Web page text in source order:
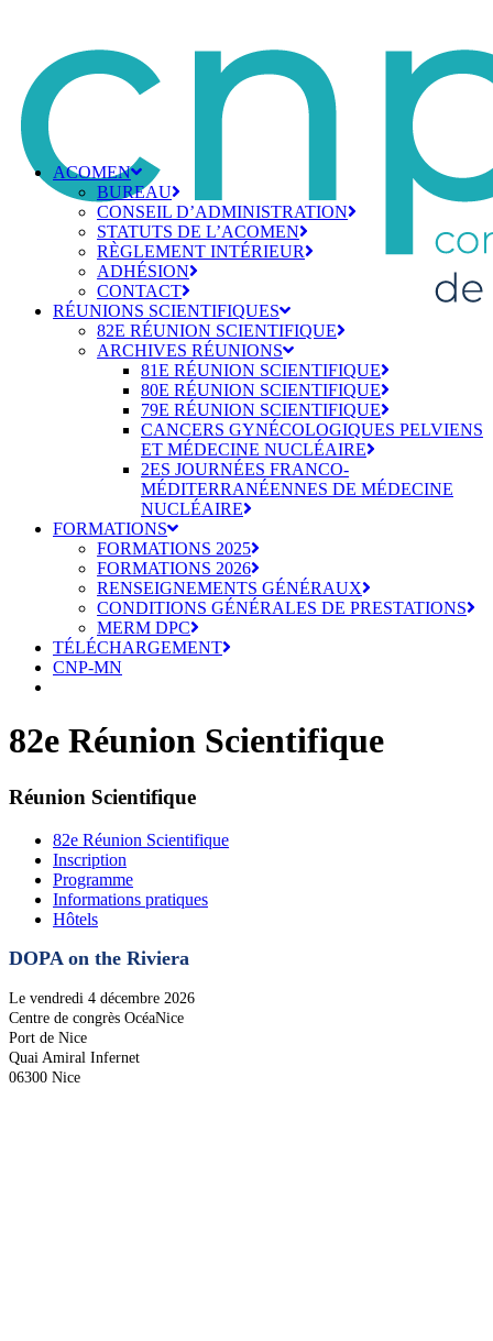
ACOMEN
BUREAU
CONSEIL D’ADMINISTRATION
STATUTS DE L’ACOMEN
RÈGLEMENT INTÉRIEUR
ADHÉSION
CONTACT
RÉUNIONS SCIENTIFIQUES
82E RÉUNION SCIENTIFIQUE
ARCHIVES RÉUNIONS
81E RÉUNION SCIENTIFIQUE
80E RÉUNION SCIENTIFIQUE
79E RÉUNION SCIENTIFIQUE
CANCERS GYNÉCOLOGIQUES PELVIENS
ET MÉDECINE NUCLÉAIRE
2ES JOURNÉES FRANCO-
MÉDITERRANÉENNES DE MÉDECINE
NUCLÉAIRE
FORMATIONS
FORMATIONS 2025
FORMATIONS 2026
RENSEIGNEMENTS GÉNÉRAUX
CONDITIONS GÉNÉRALES DE PRESTATIONS
MERM DPC
TÉLÉCHARGEMENT
CNP-MN
82e Réunion Scientifique
Réunion Scientifique
82e Réunion Scientifique
Inscription
Programme
Informations pratiques
Hôtels
DOPA on the Riviera
Le vendredi 4 décembre 2026
Centre de congrès OcéaNice
Port de Nice
Quai Amiral Infernet
06300 Nice